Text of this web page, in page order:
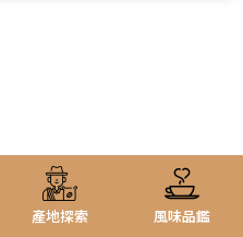
產地探索 風味品鑑